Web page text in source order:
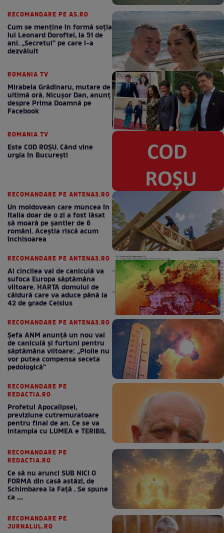
RECOMANDARE PE AS.RO
Cum se menţine în formă soţia
lui Leonard Doroftei, la 51 de
ani. „Secretul” pe care l-a
dezvăluit
ROMANIA TV
Mirabela Grădinaru, mutare de
ultimă oră. Nicuşor Dan, anunţ
despre Prima Doamnă pe
Facebook
ROMANIA TV
Este COD ROŞU. Când vine
urgia în Bucureşti
RECOMANDARE PE ANTENA3.RO
Un moldovean care muncea în
Italia doar de o zi a fost lăsat
să moară pe şantier de 6
români. Aceștia riscă acum
închisoarea
RECOMANDARE PE ANTENA3.RO
Al cincilea val de caniculă va
sufoca Europa săptămâna
viitoare. HARTA domului de
căldură care va aduce până la
42 de grade Celsius
RECOMANDARE PE ANTENA3.RO
Șefa ANM anunță un nou val
de caniculă și furtuni pentru
săptămâna viitoare: „Ploile nu
vor putea compensa seceta
pedologică”
RECOMANDARE PE
REDACTIA.RO
Profetul Apocalipsei,
previziune cutremuratoare
pentru final de an. Ce se va
intampla cu LUMEA e TERIBIL
RECOMANDARE PE
REDACTIA.RO
Ce să nu arunci SUB NICI O
FORMA din casă astăzi, de
Schimbarea la Față . Se spune
ca ....
RECOMANDARE PE
JURNALUL.RO